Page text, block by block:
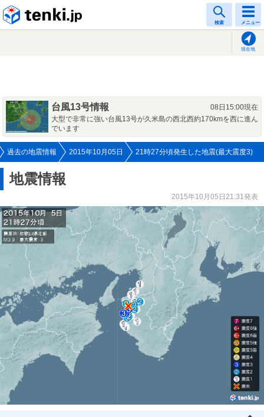
検索 メニュー
現在地
台風13号情報
08日15:00現在
大型で非常に強い台風13号が久米島の西北西約170kmを西に進ん
でいます
過去の地震情報 2015年10月05日 21時27分頃発生した地震(最大震度3)
地震情報
2015年10月05日21:31発表